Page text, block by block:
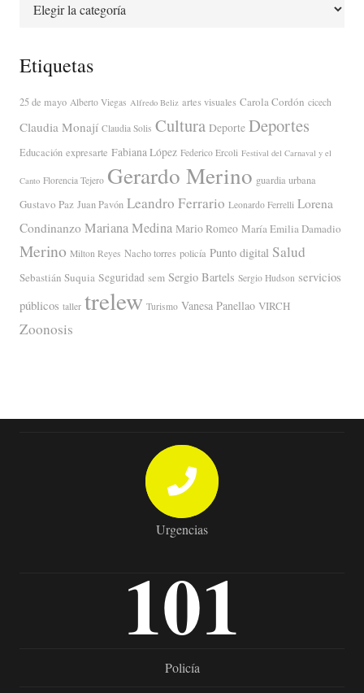
Etiquetas
25 de mayo Alberto Viegas Alfredo Beliz artes visuales Carola Cordón cicech
Claudia Monají Claudia Solis Cultura Deporte Deportes
Educación expresarte Fabiana López Federico Ercoli Festival del Carnaval y el
Canto Florencia Tejero Gerardo Merino guardia urbana
Gustavo Paz Juan Pavón Leandro Ferrario Leonardo Ferrelli Lorena
Condinanzo Mariana Medina Mario Romeo María Emilia Damadio
Merino Milton Reyes Nacho torres policía Punto digital Salud
Sebastián Suquia Seguridad sem Sergio Bartels Sergio Hudson servicios
públicos taller trelew Turismo Vanesa Panellao VIRCH
Zoonosis
Urgencias
101
Policía